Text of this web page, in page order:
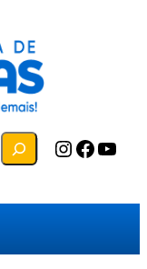
Instagram Facebook YouTube